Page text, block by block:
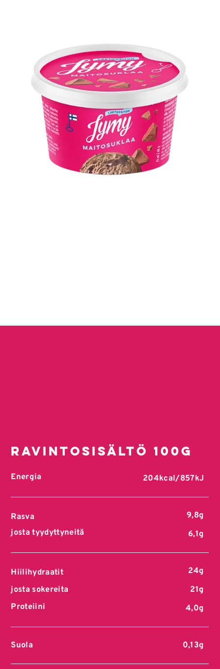
Ravintosisältö 100g
Energia 204kcal/857kJ
Rasva
9,8g
josta tyydyttyneitä
6,1g
Hiilihydraatit
24g
josta sokereita
21g
Proteiini
4,0g
Suola 0,13g